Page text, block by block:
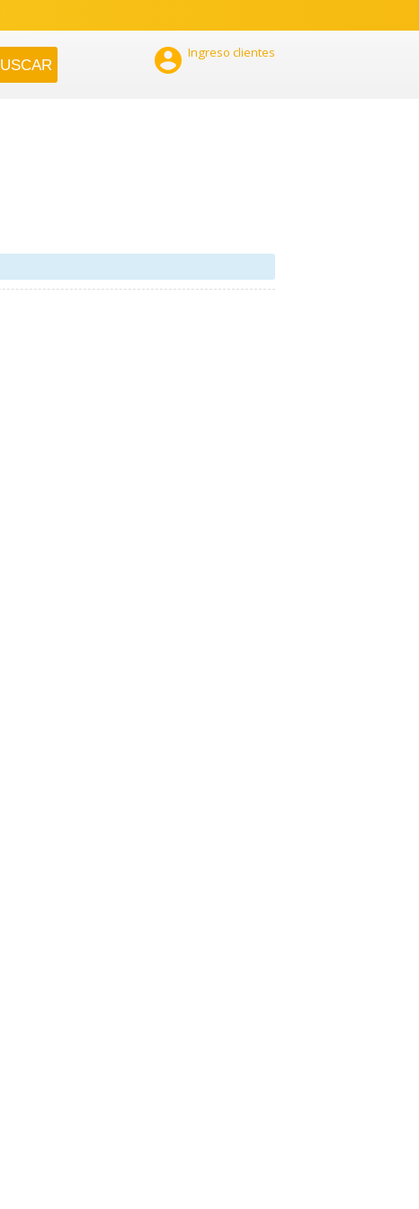
 Ingreso clientes